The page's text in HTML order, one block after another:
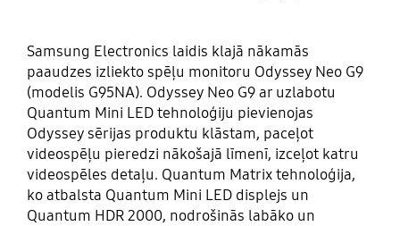
Samsung Electronics laidis klajā nākamās
paaudzes izliekto spēļu monitoru Odyssey Neo G9
(modelis G95NA). Odyssey Neo G9 ar uzlabotu
Quantum Mini LED tehnoloģiju pievienojas
Odyssey sērijas produktu klāstam, paceļot
videospēļu pieredzi nākošajā līmenī, izceļot katru
videospēles detaļu. Quantum Matrix tehnoloģija,
ko atbalsta Quantum Mini LED displejs un
Quantum HDR 2000, nodrošinās labāko un